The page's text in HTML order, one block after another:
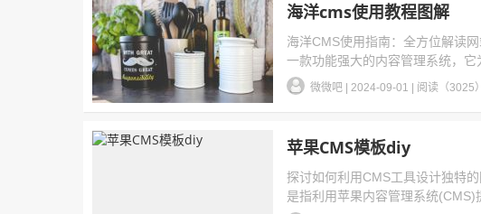
海洋cms使用教程图解
海洋CMS使用指南：全方位解读
一款功能强大的内容管理系统，它
微微吧 2024-09-01 阅读（3025）
苹果CMS模板diy
探讨如何利用CMS工具设计独特
是指利用苹果内容管理系统(CMS)